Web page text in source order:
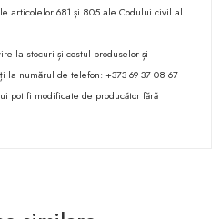
articolelor 681 și 805 ale Codului civil al
la stocuri și costul produselor și
la numărul de telefon: +373 69 37 08 67
pot fi modificate de producător fără